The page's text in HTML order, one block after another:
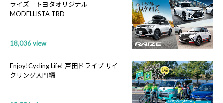
ライズ トヨタオリジナル
MODELLISTA TRD
18,036 view
Enjoy!Cycling Life! 戸田ドライブ サイ
クリング入門編